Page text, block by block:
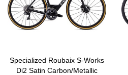
Specialized Roubaix S-Works
Di2 Satin Carbon/Metallic